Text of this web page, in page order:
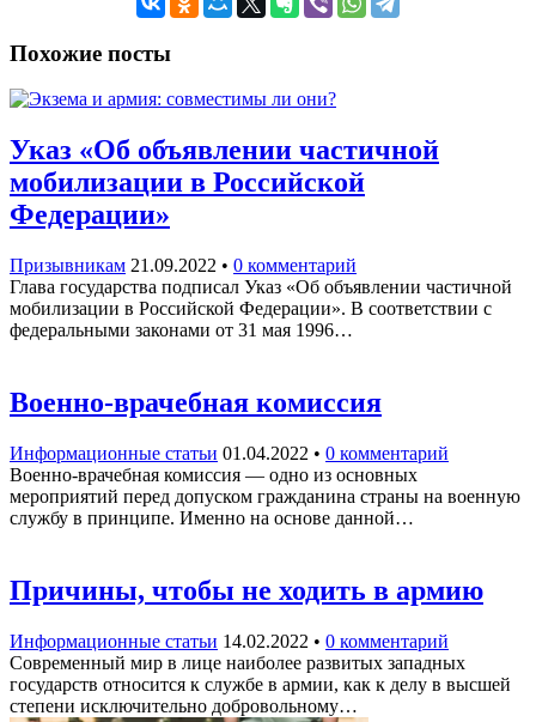
Похожие посты
Указ «Об объявлении частичной
мобилизации в Российской
Федерации»
Призывникам 21.09.2022 • 0 комментарий
Глава государства подписал Указ «Об объявлении частичной
мобилизации в Российской Федерации». В соответствии с
федеральными законами от 31 мая 1996…
Военно-врачебная комиссия
Информационные статьи 01.04.2022 • 0 комментарий
Военно-врачебная комиссия — одно из основных
мероприятий перед допуском гражданина страны на военную
службу в принципе. Именно на основе данной…
Причины, чтобы не ходить в армию
Информационные статьи 14.02.2022 • 0 комментарий
Современный мир в лице наиболее развитых западных
государств относится к службе в армии, как к делу в высшей
степени исключительно добровольному…